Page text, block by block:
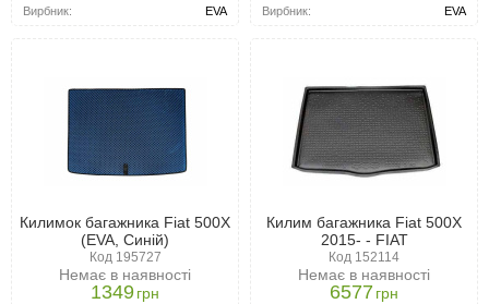
Вирбник: EVA Вирбник: EVA
Килимок багажника Fiat 500X
(EVA, Синій)
Код 195727
Немає в наявності
1349грн
Килим багажника Fiat 500X
2015- - FIAT
Код 152114
Немає в наявності
6577грн